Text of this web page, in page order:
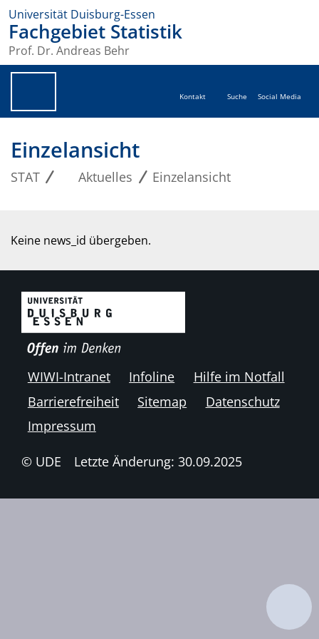
Universität Duisburg-Essen
Fachgebiet Statistik
Prof. Dr. Andreas Behr
Kontakt Suche Social Media
Einzelansicht
STAT Aktuelles Einzelansicht
Keine news_id übergeben.
WIWI-Intranet Infoline
Hilfe im Notfall
Barrierefreiheit
Sitemap
Datenschutz
Impressum
© UDE Letzte Änderung: 30.09.2025